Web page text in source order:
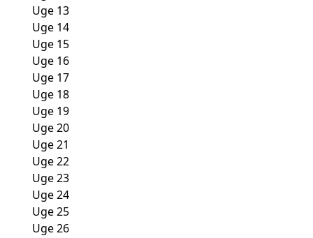
Uge 13
Uge 14
Uge 15
Uge 16
Uge 17
Uge 18
Uge 19
Uge 20
Uge 21
Uge 22
Uge 23
Uge 24
Uge 25
Uge 26